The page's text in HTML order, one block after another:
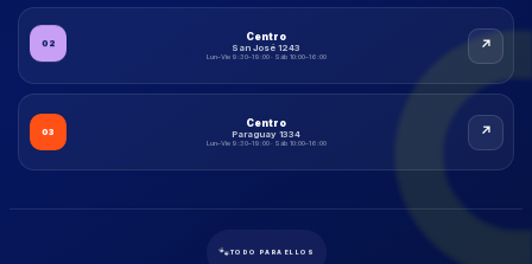
02
Centro
San José 1243
Lun–Vie 9:30–19:00 · Sáb 10:00–16:00
↗
03
Centro
Paraguay 1334
Lun–Vie 9:30–19:00 · Sáb 10:00–16:00
↗
🐾TODO PARA ELLOS